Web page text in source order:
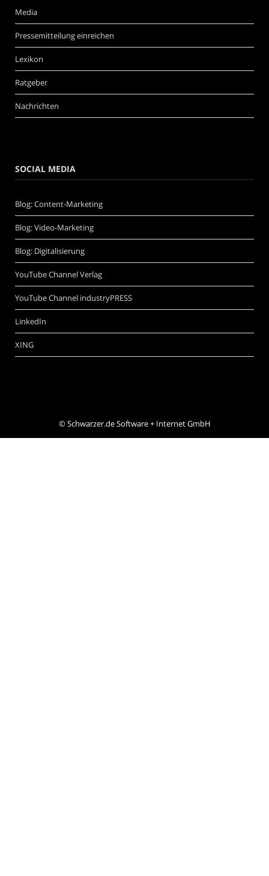
Media
Pressemitteilung einreichen
Lexikon
Ratgeber
Nachrichten
SOCIAL MEDIA
Blog: Content-Marketing
Blog: Video-Marketing
Blog: Digitalisierung
YouTube Channel Verlag
YouTube Channel industryPRESS
LinkedIn
XING
©Schwarzer.de Software + Internet GmbH